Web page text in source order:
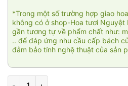
*Trong một số trường hợp giao
không có ở shop-Hoa tươi Nguyệt
gần tương tự về phẩm chất như:
.. để đáp ứng nhu cầu cấp bách
đảm bảo tính nghệ thuật của sản
Ánh mặt trời 02 số lượng